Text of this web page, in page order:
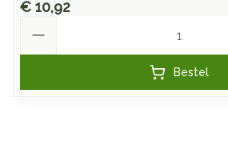
€ 10,92
Bestel